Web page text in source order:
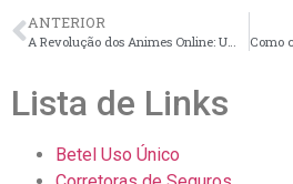
ANTERIOR
A Revolução dos Animes Online: Uma Nova Era de Entretenimento
Lista de Links
Betel Uso Único